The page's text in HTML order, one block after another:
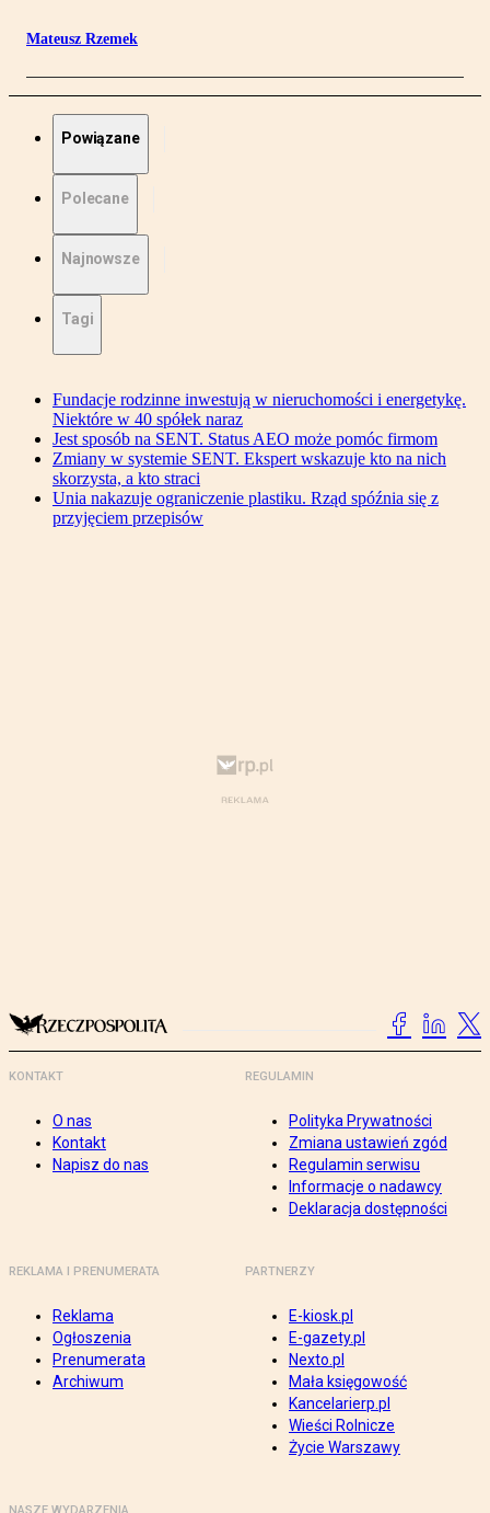
Mateusz Rzemek
Powiązane
Polecane
Najnowsze
Tagi
Fundacje rodzinne inwestują w nieruchomości i energetykę.
Niektóre w 40 spółek naraz
Jest sposób na SENT. Status AEO może pomóc firmom
Zmiany w systemie SENT. Ekspert wskazuje kto na nich
skorzysta, a kto straci
Unia nakazuje ograniczenie plastiku. Rząd spóźnia się z
przyjęciem przepisów
KONTAKT
O nas
Kontakt
Napisz do nas
REGULAMIN
Polityka Prywatności
Zmiana ustawień zgód
Regulamin serwisu
Informacje o nadawcy
Deklaracja dostępności
REKLAMA I PRENUMERATA
Reklama
Ogłoszenia
Prenumerata
Archiwum
PARTNERZY
E-kiosk.pl
E-gazety.pl
Nexto.pl
Mała księgowość
Kancelarierp.pl
Wieści Rolnicze
Życie Warszawy